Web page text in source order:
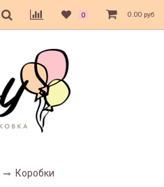
0 0.00 руб
Коробки